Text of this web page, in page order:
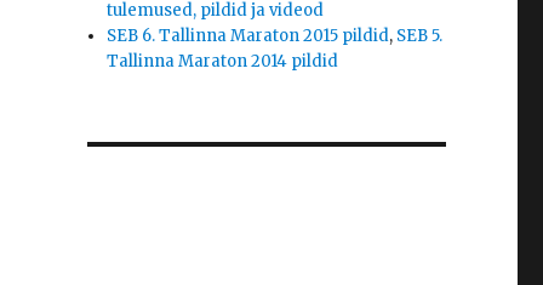
tulemused, pildid ja videod
SEB 6. Tallinna Maraton 2015 pildid, SEB 5.
Tallinna Maraton 2014 pildid